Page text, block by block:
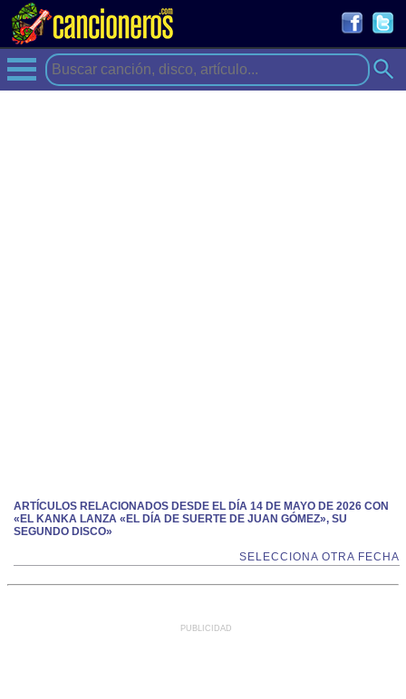
ARTÍCULOS RELACIONADOS DESDE EL DÍA 14 DE MAYO DE 2026 CON
«EL KANKA LANZA «EL DÍA DE SUERTE DE JUAN GÓMEZ», SU
SEGUNDO DISCO»
SELECCIONA OTRA FECHA
PUBLICIDAD